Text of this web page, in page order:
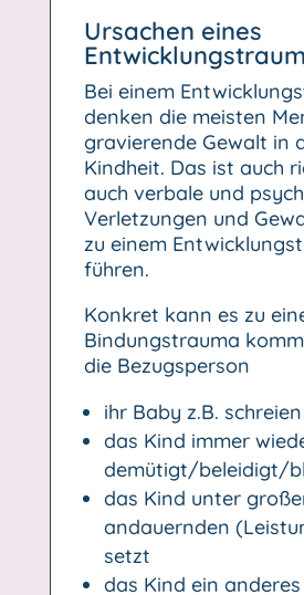
Ursachen eines
Bei einem
denken die meisten
gravierende Gewalt in
Kindheit. Das ist auch
auch verbale und
Verletzungen und
zu einem
führen.
Konkret kann es zu
Bindungstrauma
die Bezugsperson
ihr Baby z.B.
das Kind immer
demütigt/beleidigt/
das Kind unter
andauernden
setzt
das Kind ein anderes